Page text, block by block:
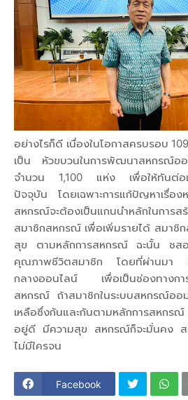
อย่างไรก็ดี เนื่องในโอกาสครบรอบ
เป็น หัวขบวนในการพัฒนาสหกร
จำนวน 1,100 แห่ง เพื่อให้ทันต่อเ
ปัจจุบัน โดยเฉพาะการแก้ปัญหาเรื่อ
สหกรณ์จะต้องเป็นแกนนำหลักในการส
สมาชิกสหกรณ์ เพื่อเพิ่มรายได้ สมาชิ
สุข ตามหลักการสหกรณ์ ฉะนั้น ชส
คุณภาพชีวิตสมาชิก โดยที่ผ่านมา ช
กลางออนไลน์ เพื่อเป็นช่องทางกา
สหกรณ์ ถ้าสมาชิกในระบบสหกรณ์
เหลือซึ่งกันและกันตามหลักการสหกร
อยู่ดี มีความสุข สหกรณ์ก็จะมั่นคง ส
ไม่มีใครจน
Facebook